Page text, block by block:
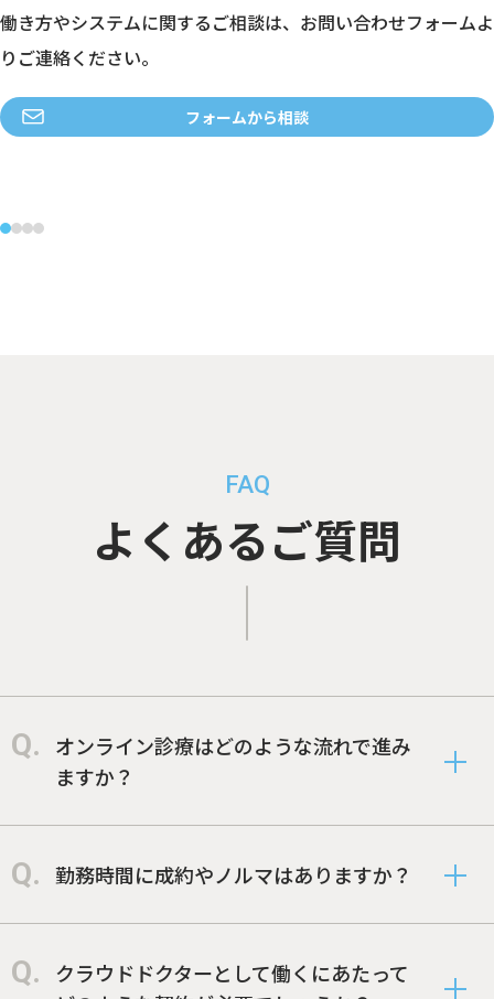
働き方やシステムに関するご相談は、お問い合わせフォームよ
りご連絡ください。
フォームから相談
FAQ
よくあるご質問
オンライン診療はどのような流れで進み
ますか？
勤務時間に成約やノルマはありますか？
クラウドドクターとして働くにあたって